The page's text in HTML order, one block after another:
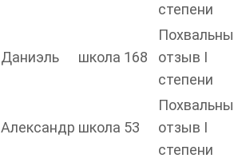
степени
Даниэль школа 168
отзыв I
степени
Александр школа 53
отзыв I
степени